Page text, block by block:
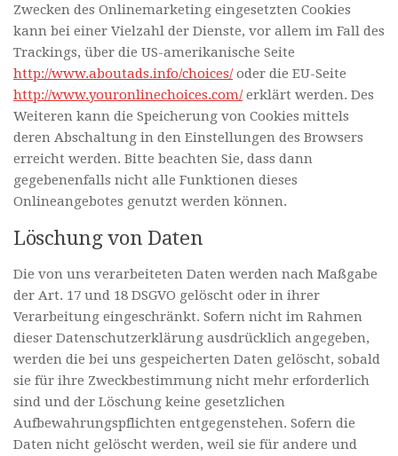
Zwecken des Onlinemarketing eingesetzten Cookies
kann bei einer Vielzahl der Dienste, vor allem im Fall des
Trackings, über die US-amerikanische Seite
http://www.aboutads.info/choices/oder die EU-Seite
http://www.youronlinechoices.com/erklärt werden. Des
Weiteren kann die Speicherung von Cookies mittels
deren Abschaltung in den Einstellungen des Browsers
erreicht werden. Bitte beachten Sie, dass dann
gegebenenfalls nicht alle Funktionen dieses
Onlineangebotes genutzt werden können.
Löschung von Daten
Die von uns verarbeiteten Daten werden nach Maßgabe
der Art. 17 und 18 DSGVO gelöscht oder in ihrer
Verarbeitung eingeschränkt. Sofern nicht im Rahmen
dieser Datenschutzerklärung ausdrücklich angegeben,
werden die bei uns gespeicherten Daten gelöscht, sobald
sie für ihre Zweckbestimmung nicht mehr erforderlich
sind und der Löschung keine gesetzlichen
Aufbewahrungspflichten entgegenstehen. Sofern die
Daten nicht gelöscht werden, weil sie für andere und